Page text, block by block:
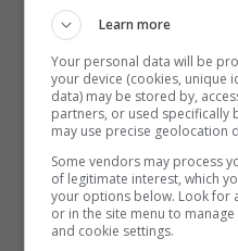
campionato di Serie
Davvero positivo il
tenuto dalla
infatti conquistato
scorsi …Leggi tutto
Learn more
Your personal data will be
your device (cookies, unique
data) may be stored by,
partners, or used specifically
may use precise geolocation
Some vendors may process
of legitimate interest, which
your options below. Look for
or in the site menu to
and cookie settings.